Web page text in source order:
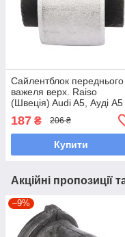
Сайлентблок переднього
важеля верх. Raiso
(Швеція) Audi A5, Ауді А5
UAGJICI7
187 ₴ 206 ₴
Купити
Акційні пропозиції
–9%